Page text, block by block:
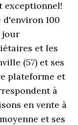
exceptionnel!
100
jour
et les
(57) et ses
plateforme et
à
en vente à
et ses